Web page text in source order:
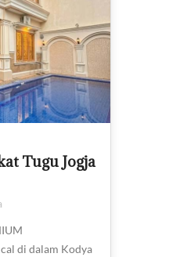
Tugu Jogja
di dalam Kodya